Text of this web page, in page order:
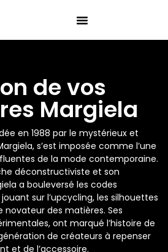
de vos
Margiela
en 1988 par le mystérieux et
s’est imposée comme l’une
de la mode contemporaine.
déconstructiviste et son
a bouleversé les codes
sur l’upcycling, les silhouettes
novateur des matières. Ses
ont marqué l’histoire de
de créateurs à repenser
et de l’accessoire.